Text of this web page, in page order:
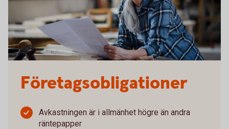
Företagsobligationer
Avkastningen är i allmänhet högre än andra
räntepapper